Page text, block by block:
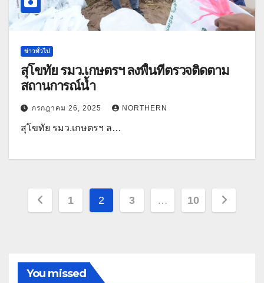
ข่าวทั่วไป
สุโขทัย รมว.เกษตรฯ ลงพื้นที่ตรวจติดตาม
สถานการณ์น้ำ
กรกฎาคม 26, 2025 NORTHERN
สุโขทัย รมว.เกษตรฯ ล…
Posts
1 2 3 … 10
You missed